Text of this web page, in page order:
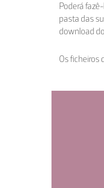
Poderá
pasta das
download
Os ficheiros